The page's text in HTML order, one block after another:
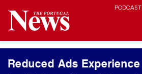
PODCAST
Reduced Ads Experience